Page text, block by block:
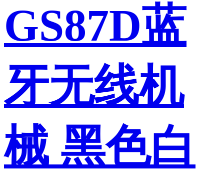
GS87D蓝
牙无线机
械 黑色白